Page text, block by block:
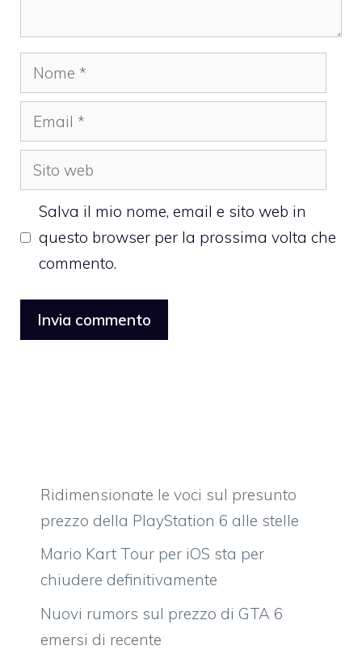
Nome
Email
Sito
web
Salva il mio nome, email e sito web in
questo browser per la prossima volta che
commento.
Ridimensionate le voci sul presunto
prezzo della PlayStation 6 alle stelle
Mario Kart Tour per iOS sta per
chiudere definitivamente
Nuovi rumors sul prezzo di GTA 6
emersi di recente